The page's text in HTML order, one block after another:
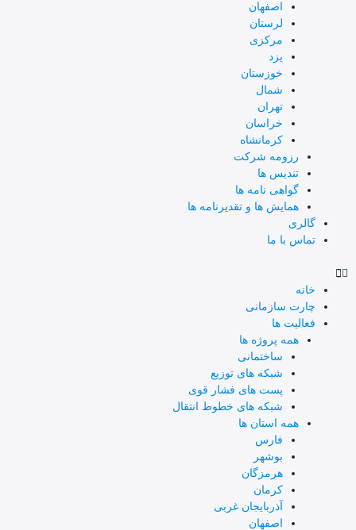
اصفهان
لرستان
مرکزی
یزد
خوزستان
شمال
تهران
خراسان
کرمانشاه
رزومه شرکت
تندیس ها
گواهی نامه ها
همایش ها و تقدیرنامه ها
گالری
تماس با ما
خانه
چارت سازمانی
فعالیت ها
همه پروژه ها
ساختمانی
شبکه های توزیع
پست های فشار قوی
شبکه های خطوط انتقال
همه استان ها
فارس
بوشهر
هرمزگان
کرمان
آذربایجان غربی
اصفهان